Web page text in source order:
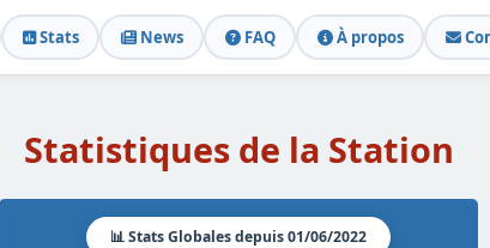
Stats News FAQ À propos
Statistiques de la Station
📊 Stats Globales depuis 01/06/2022